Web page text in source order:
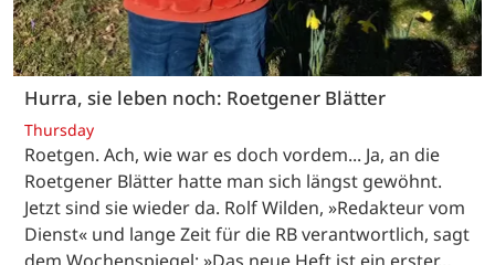
Hurra, sie leben noch: Roetgener Blätter
Thursday
Roetgen. Ach, wie war es doch vordem... Ja, an die
Roetgener Blätter hatte man sich längst gewöhnt.
Jetzt sind sie wieder da. Rolf Wilden, »Redakteur vom
Dienst« und lange Zeit für die RB verantwortlich, sagt